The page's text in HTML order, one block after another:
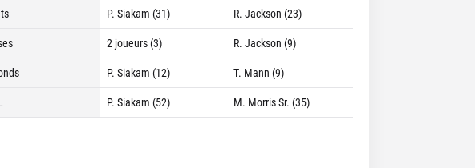
P. Siakam (31)
R. Jackson (23)
2 joueurs (3)
R. Jackson (9)
P. Siakam (12)
T. Mann (9)
P. Siakam (52) M. Morris Sr. (35)